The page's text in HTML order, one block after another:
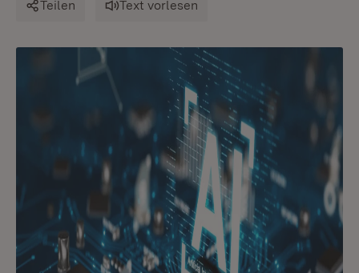
Teilen Text vorlesen